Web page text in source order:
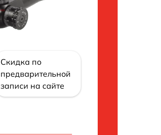
Скидка по
предварительной
записи на сайте